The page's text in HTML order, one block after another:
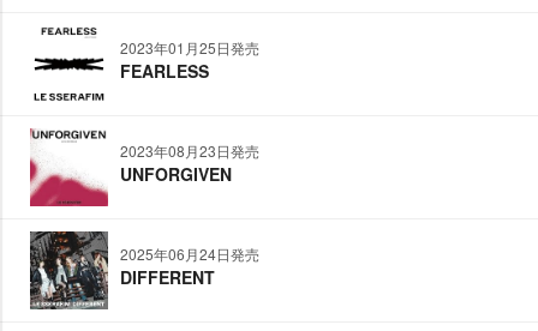
2023年01月25日発売
FEARLESS
2023年08月23日発売
UNFORGIVEN
2025年06月24日発売
DIFFERENT